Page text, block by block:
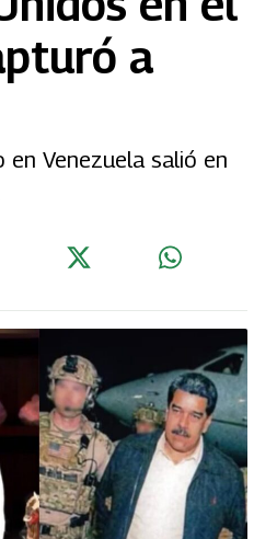
a
en Venezuela salió en